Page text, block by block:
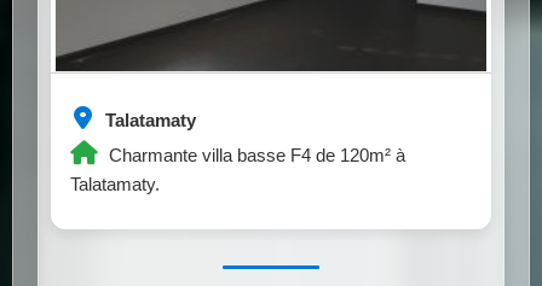
Talatamaty
Charmante villa basse F4 de 120m² à
Talatamaty.